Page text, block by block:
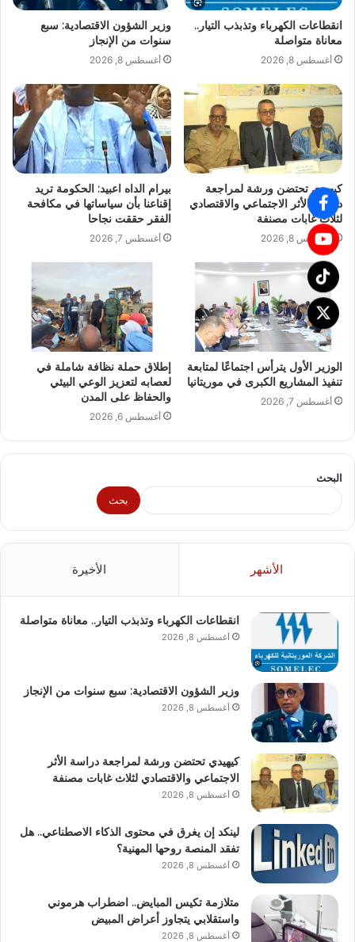
انقطاعات الكهرباء وتذبذب التيار..
معاناة متواصلة
أغسطس 8, 2026
وزير الشؤون الاقتصادية: سبع
سنوات من الإنجاز
أغسطس 8, 2026
كيهيدي تحتضن ورشة لمراجعة
دراسة الأثر الاجتماعي والاقتصادي
لثلاث غابات مصنفة
أغسطس 8, 2026
بيرام الداه اعبيد: الحكومة تريد
إقناعنا بأن سياساتها في مكافحة
الفقر حققت نجاحا
أغسطس 7, 2026
الوزير الأول يترأس اجتماعًا لمتابعة
تنفيذ المشاريع الكبرى في موريتانيا
أغسطس 7, 2026
إطلاق حملة نظافة شاملة في
لعصابه لتعزيز الوعي البيئي
والحفاظ على المدن
أغسطس 6, 2026
البحث
بحث
الأشهر الأخيرة
انقطاعات الكهرباء وتذبذب التيار.. معاناة متواصلة
أغسطس 8, 2026
وزير الشؤون الاقتصادية: سبع سنوات من الإنجاز
أغسطس 8, 2026
كيهيدي تحتضن ورشة لمراجعة دراسة الأثر
الاجتماعي والاقتصادي لثلاث غابات مصنفة
أغسطس 8, 2026
لينكد إن يغرق في محتوى الذكاء الاصطناعي.. هل
تفقد المنصة روحها المهنية؟
أغسطس 8, 2026
متلازمة تكيس المبايض.. اضطراب هرموني
واستقلابي يتجاوز أعراض المبيض
أغسطس 8, 2026